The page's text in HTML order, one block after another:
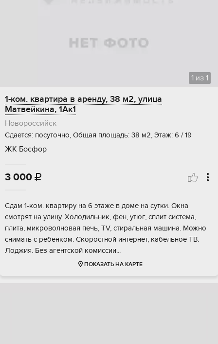
1 из 1
1-ком. квартира в аренду, 38 м2, улица
Матвейкина, 1Ак1
Новороссийск
Сдается: посуточно, Общая площадь: 38 м2, Этаж: 6 / 19
ЖК Босфор
3 000 
Сдам 1-ком. квартиру на 6 этаже в доме на сутки. Окна
смотрят на улицу. Холодильник, фен, утюг, сплит система,
плита, микроволновая печь, TV, стиральная машина. Можно
снимать с ребенком. Скоростной интернет, кабельное ТВ.
Лоджия. Без агентской комиссии...
ПОКАЗАТЬ НА КАРТЕ